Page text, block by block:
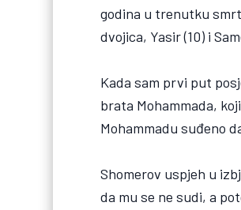
godina u trenutku
dvojica, Yasir (10) i
Kada sam prvi put
brata Mohammada,
Mohammadu suđeno
Shomerov uspjeh u
da mu se ne sudi, a